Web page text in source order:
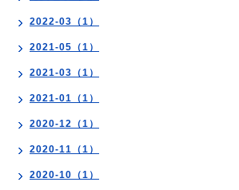
2022-03（1）
2021-05（1）
2021-03（1）
2021-01（1）
2020-12（1）
2020-11（1）
2020-10（1）